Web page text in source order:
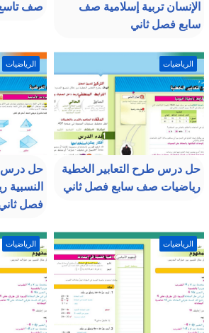
الإنسان تربية إسلامية صف
سابع فصل ثاني
صف
الرياضيات
حل درس طرح التعابير الخطية
رياضيات صف سابع فصل ثاني
الرياضيات
حل درس
فصل
الرياضيات الرياضيات